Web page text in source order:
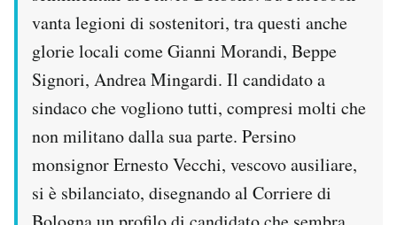
vanta legioni di sostenitori, tra questi anche
glorie locali come Gianni Morandi, Beppe
Signori, Andrea Mingardi. Il candidato a
sindaco che vogliono tutti, compresi molti che
non militano dalla sua parte. Persino
monsignor Ernesto Vecchi, vescovo ausiliare,
si è sbilanciato, disegnando al Corriere di